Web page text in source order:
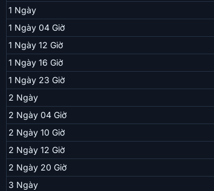
1 Ngày
1 Ngày 04 Giờ
1 Ngày 12 Giờ
1 Ngày 16 Giờ
1 Ngày 23 Giờ
2 Ngày
2 Ngày 04 Giờ
2 Ngày 10 Giờ
2 Ngày 12 Giờ
2 Ngày 20 Giờ
3 Ngày